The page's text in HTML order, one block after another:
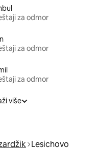
za odmor
za odmor
za odmor
više
Lesichovo